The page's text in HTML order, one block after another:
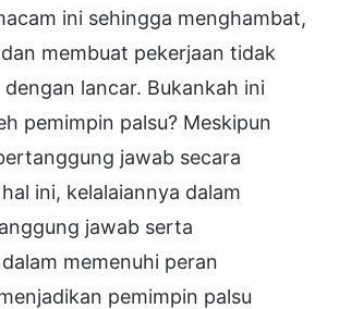
ini sehingga menghambat,
membuat pekerjaan tidak
lancar. Bukankah ini
pemimpin palsu? Meskipun
jawab secara
ini, kelalaiannya dalam
jawab serta
memenuhi peran
pemimpin palsu